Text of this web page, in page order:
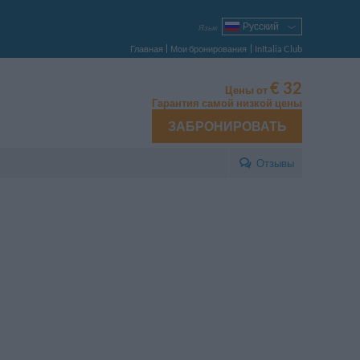
Язык
Русский
Italiano
English
Deutsch
Español
Português
Polski
Главная Мои бронирования
InItalia Club
Цены от€ 32
Гарантия самой низкой цены
ЗАБРОНИРОВАТЬ
Отзывы